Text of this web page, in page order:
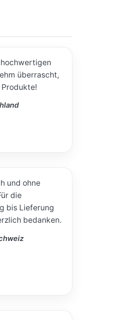
überrascht,
und ohne
die
bis Lieferung
bedanken.